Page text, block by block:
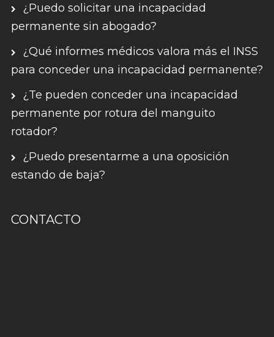
¿Puedo solicitar una incapacidad
permanente sin abogado?
¿Qué informes médicos valora más el INSS
para conceder una incapacidad permanente?
¿Te pueden conceder una incapacidad
permanente por rotura del manguito
rotador?
¿Puedo presentarme a una oposición
estando de baja?
CONTACTO